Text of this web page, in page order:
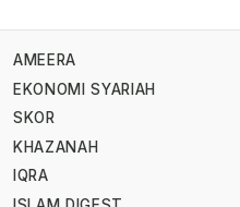
AMEERA
EKONOMI SYARIAH
SKOR
KHAZANAH
IQRA